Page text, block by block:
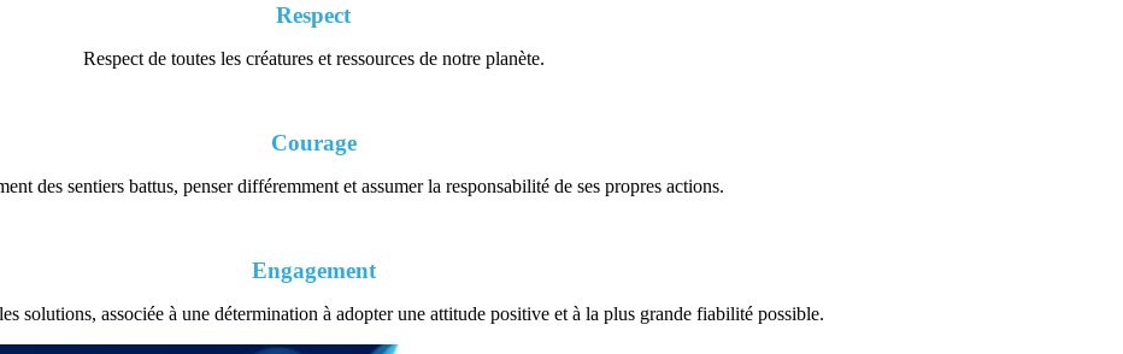
Respect
Respect de toutes les créatures et ressources de notre planète.
Courage
des sentiers battus, penser différemment et assumer la responsabilité de ses propres actions.
Engagement
solutions, associée à une détermination à adopter une attitude positive et à la plus grande fiabilité possible.